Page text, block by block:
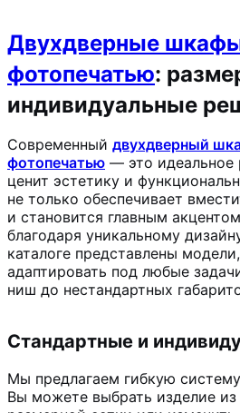
Двухдверные
фотопечатью:
индивидуальные
Современный двухдверный
фотопечатью — это идеальное
ценит эстетику и
не только обеспечивает
и становится главным
благодаря уникальному
каталоге представлены
адаптировать под любые
ниш до нестандартных
Стандартные и
Мы предлагаем гибкую
Вы можете выбрать изделие из